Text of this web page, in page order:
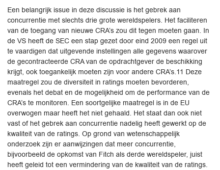
Een belangrijk issue in deze discussie is het gebrek aan
concurrentie met slechts drie grote wereldspelers. Het faciliteren
van de toegang van nieuwe CRA’s zou dit tegen moeten gaan. In
de VS heeft de SEC een stap gezet door eind 2009 een regel uit
te vaardigen dat uitgevende instellingen alle gegevens waarover
de gecontracteerde CRA van de opdrachtgever de beschikking
krijgt, ook toegankelijk moeten zijn voor andere CRA’s.11 Deze
maatregel zou de diversiteit in ratings moeten bevorderen,
evenals het debat en de mogelijkheid om de performance van de
CRA’s te monitoren. Een soortgelijke maatregel is in de EU
overwogen maar heeft het niet gehaald. Het staat dan ook niet
vast of het gebrek aan concurrentie nadelig heeft gewerkt op de
kwaliteit van de ratings. Op grond van wetenschappelijk
onderzoek zijn er aanwijzingen dat meer concurrentie,
bijvoorbeeld de opkomst van Fitch als derde wereldspeler, juist
heeft geleid tot een vermindering van de kwaliteit van de ratings.